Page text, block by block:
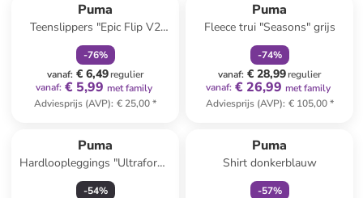
Puma
Teenslippers "Epic Flip V2
Power" zwart/geel
-76%
vanaf: € 6,49regulier
vanaf: € 5,99 met family
Adviesprijs (AVP): € 25,00*
Puma
Fleece trui "Seasons" grijs
-74%
vanaf: € 28,99regulier
vanaf: € 26,99 met family
Adviesprijs (AVP): € 105,00*
Puma
Hardloopleggings "Ultraform"
zwart
-54%
Puma
Shirt donkerblauw
-57%